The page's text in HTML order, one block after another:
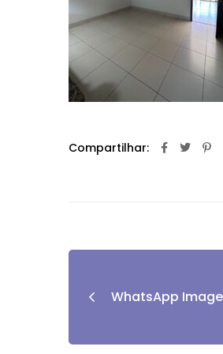
Compartilhar:
WhatsApp Image